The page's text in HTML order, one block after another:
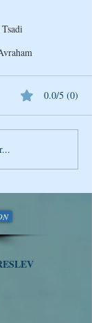
– Tou
pour
0.0/5 (0)